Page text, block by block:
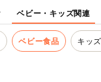
登録から開始まで
米・雑穀など
メーカー名
ベビー・キッズ関連
ベビー食品 キッ